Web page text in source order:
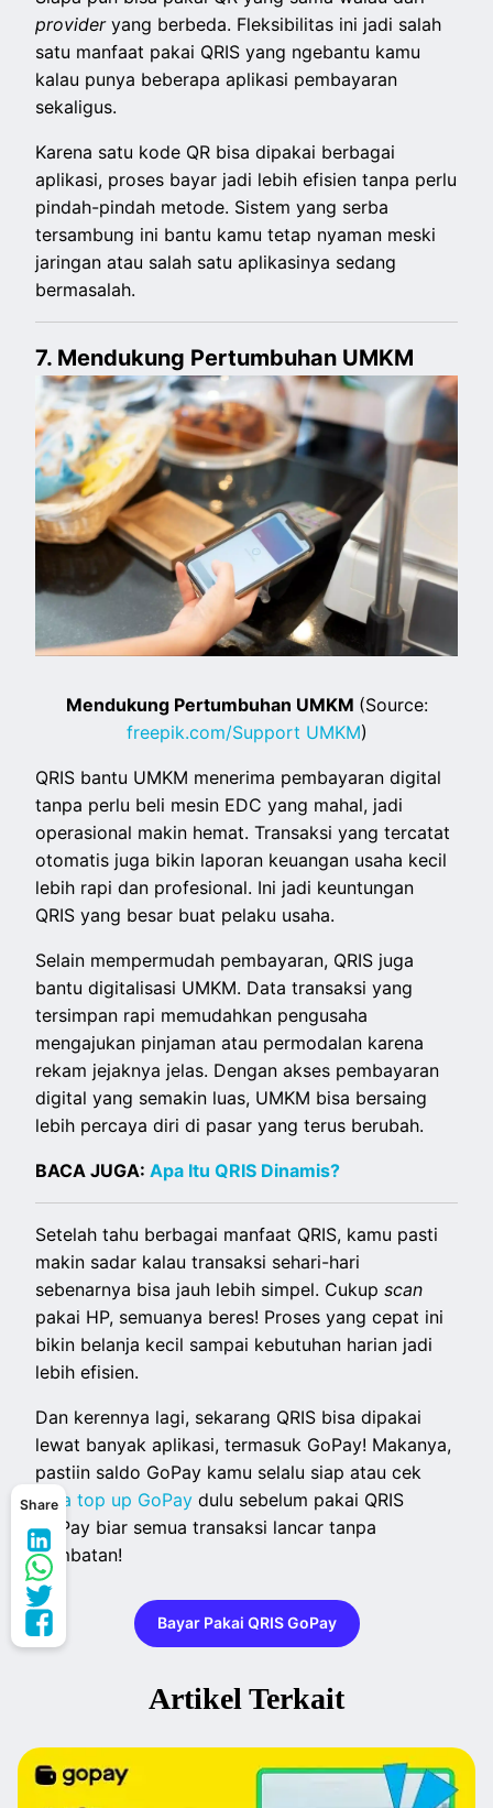
Share
provideryang berbeda. Fleksibilitas ini jadi salah
satu manfaat pakai QRIS yang ngebantu kamu
kalau punya beberapa aplikasi pembayaran
sekaligus.
Karena satu kode QR bisa dipakai berbagai
aplikasi, proses bayar jadi lebih efisien tanpa perlu
pindah-pindah metode. Sistem yang serba
tersambung ini bantu kamu tetap nyaman meski
jaringan atau salah satu aplikasinya sedang
bermasalah.
7. Mendukung Pertumbuhan UMKM
Mendukung Pertumbuhan UMKM (Source:
freepik.com/Support UMKM)
QRIS bantu UMKM menerima pembayaran digital
tanpa perlu beli mesin EDC yang mahal, jadi
operasional makin hemat. Transaksi yang tercatat
otomatis juga bikin laporan keuangan usaha kecil
lebih rapi dan profesional. Ini jadi keuntungan
QRIS yang besar buat pelaku usaha.
Selain mempermudah pembayaran, QRIS juga
bantu digitalisasi UMKM. Data transaksi yang
tersimpan rapi memudahkan pengusaha
mengajukan pinjaman atau permodalan karena
rekam jejaknya jelas. Dengan akses pembayaran
digital yang semakin luas, UMKM bisa bersaing
lebih percaya diri di pasar yang terus berubah.
BACA JUGA:Apa Itu QRIS Dinamis?
Setelah tahu berbagai manfaat QRIS, kamu pasti
makin sadar kalau transaksi sehari-hari
sebenarnya bisa jauh lebih simpel. Cukupscan
pakai HP, semuanya beres! Proses yang cepat ini
bikin belanja kecil sampai kebutuhan harian jadi
lebih efisien.
Dan kerennya lagi, sekarang QRIS bisa dipakai
lewat banyak aplikasi, termasuk GoPay! Makanya,
pastiin saldo GoPay kamu selalu siap atau cek
cara top up GoPay dulu sebelum pakai QRIS
GoPay biar semua transaksi lancar tanpa
hambatan!
Bayar Pakai QRIS GoPay
Artikel Terkait